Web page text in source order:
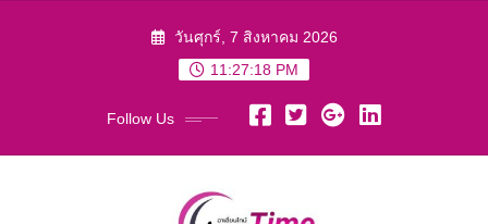
วันศุกร์, 7 สิงหาคม 2026
11:27:20 PM
Follow Us